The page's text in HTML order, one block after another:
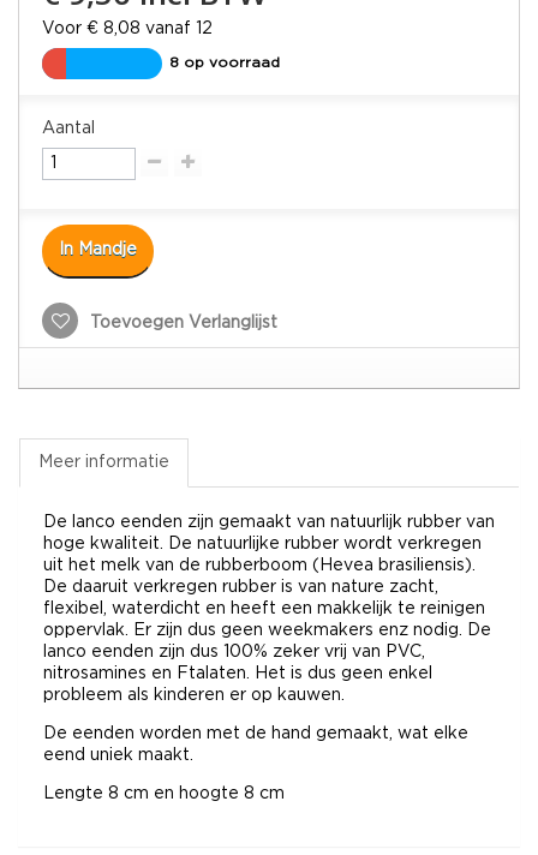
Voor € 8,08 vanaf 12
8 op voorraad
Aantal
In Mandje
Toevoegen Verlanglijst
Meer informatie
De lanco eenden zijn gemaakt van natuurlijk rubber van
hoge kwaliteit. De natuurlijke rubber wordt verkregen
uit het melk van de rubberboom (Hevea brasiliensis).
De daaruit verkregen rubber is van nature zacht,
flexibel, waterdicht en heeft een makkelijk te reinigen
oppervlak. Er zijn dus geen weekmakers enz nodig. De
lanco eenden zijn dus 100% zeker vrij van PVC,
nitrosamines en Ftalaten. Het is dus geen enkel
probleem als kinderen er op kauwen.
De eenden worden met de hand gemaakt, wat elke
eend uniek maakt.
Lengte 8 cm en hoogte 8 cm